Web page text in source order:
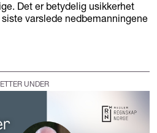
Det er betydelig usikkerhet
varslede nedbemanningene
UNDER